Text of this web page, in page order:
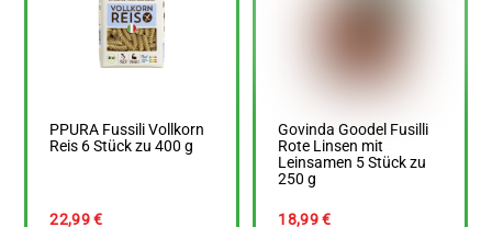
PPURA Fussili Vollkorn
Reis 6 Stück zu 400 g
22,99€
Govinda Goodel Fusilli
Rote Linsen mit
Leinsamen 5 Stück zu
250 g
18,99€